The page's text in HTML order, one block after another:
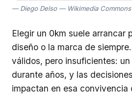
Diego Delso — Wikimedia
Elegir un 0km suele arrancar
diseño o la marca de
válidos, pero insuficientes:
durante años, y las
impactan en esa convivencia